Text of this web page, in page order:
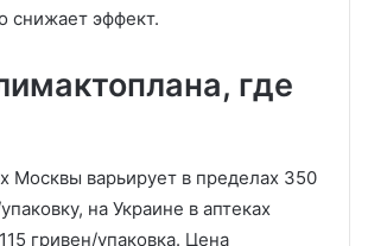
снижает эффект.
где
Москвы варьирует в пределах 350
на Украине в аптеках
гривен/упаковка. Цена